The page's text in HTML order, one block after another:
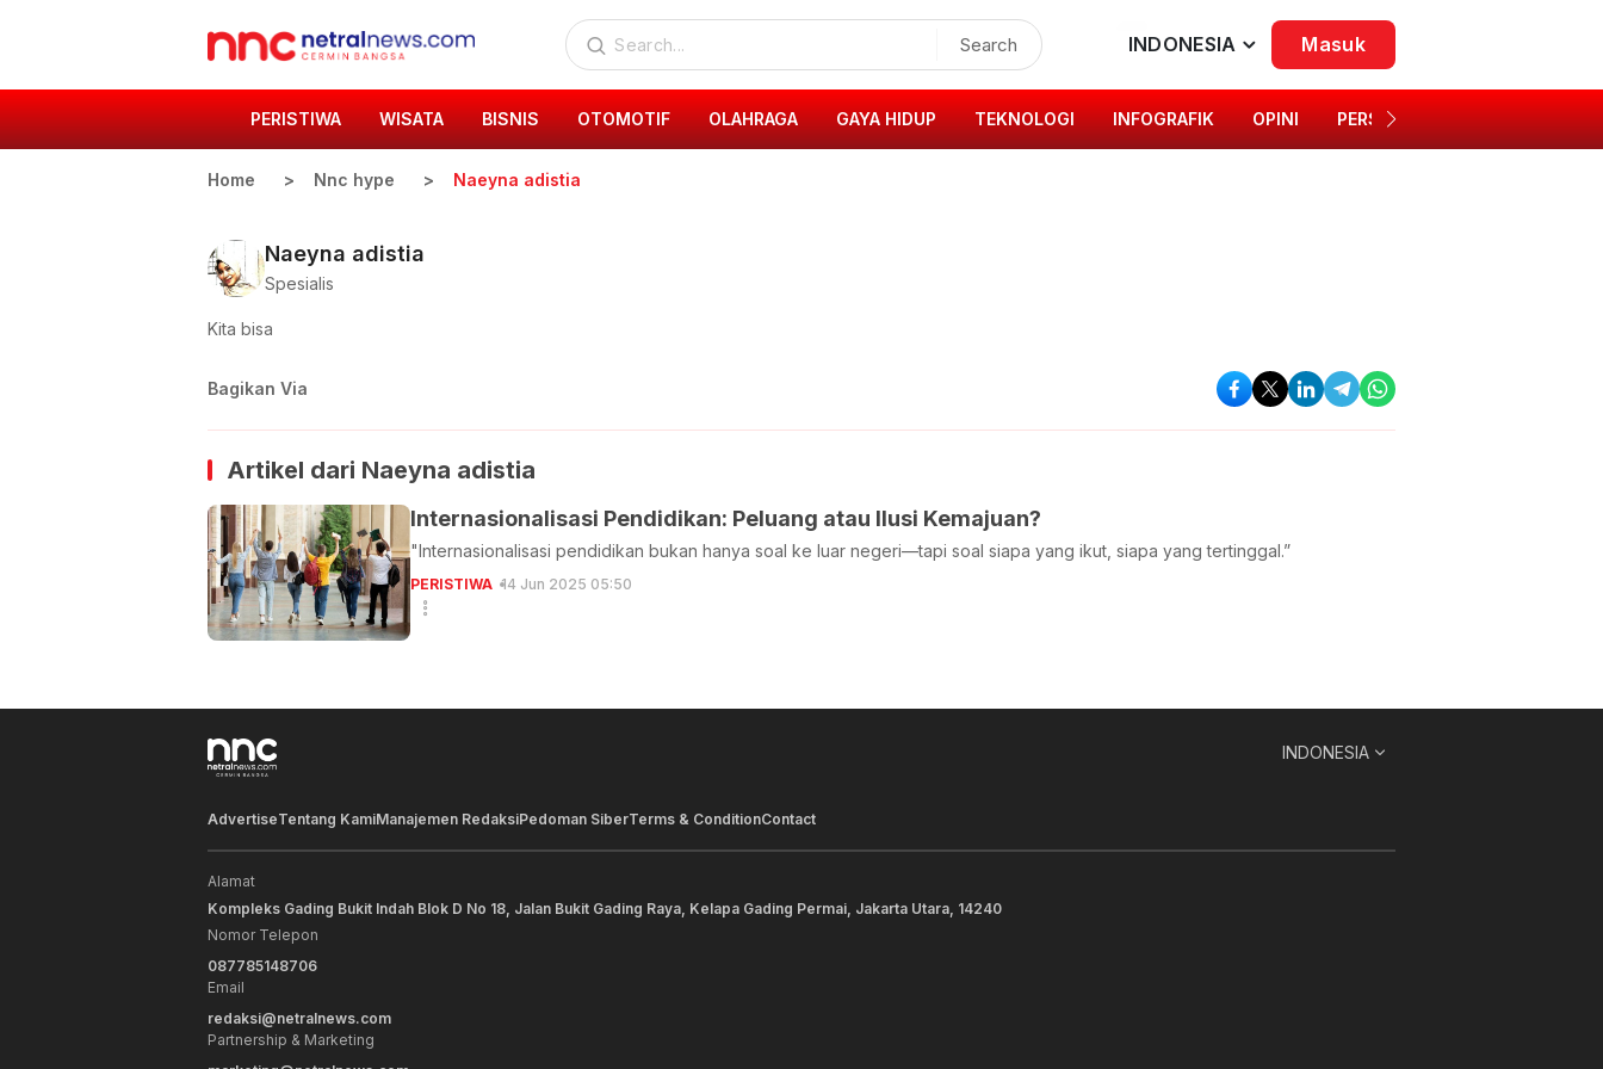
Search INDONESIA Masuk
PERISTIWA WISATA BISNIS OTOMOTIF OLAHRAGA GAYA HIDUP TEKNOLOGI INFOGRAFIK OPINI PERSONA
Home Nnc hype Naeyna adistia
Naeyna adistia
Spesialis
Kita bisa
Bagikan Via
Artikel dari Naeyna adistia
Internasionalisasi Pendidikan: Peluang atau Ilusi Kemajuan?
"Internasionalisasi pendidikan bukan hanya soal ke luar negeri—tapi soal siapa yang ikut, siapa yang tertinggal.”
PERISTIWA 14 Jun 2025 05:50
INDONESIA
AdvertiseTentang KamiManajemen RedaksiPedoman SiberTerms & ConditionContact
Alamat
Kompleks Gading Bukit Indah Blok D No 18, Jalan Bukit Gading Raya, Kelapa Gading Permai, Jakarta Utara, 14240
Nomor Telepon
087785148706
Email
redaksi@netralnews.com
Partnership & Marketing